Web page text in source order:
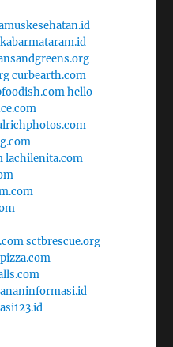
kabarmataram.id
curbearth.com
hello-
lachilenita.com
sctbrescue.org